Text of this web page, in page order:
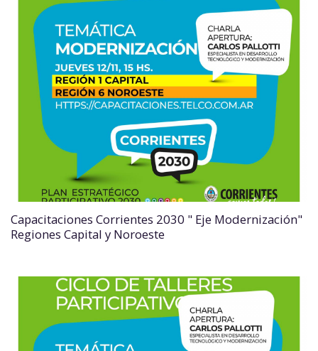
Capacitaciones Corrientes 2030 " Eje Modernización"
Regiones Capital y Noroeste